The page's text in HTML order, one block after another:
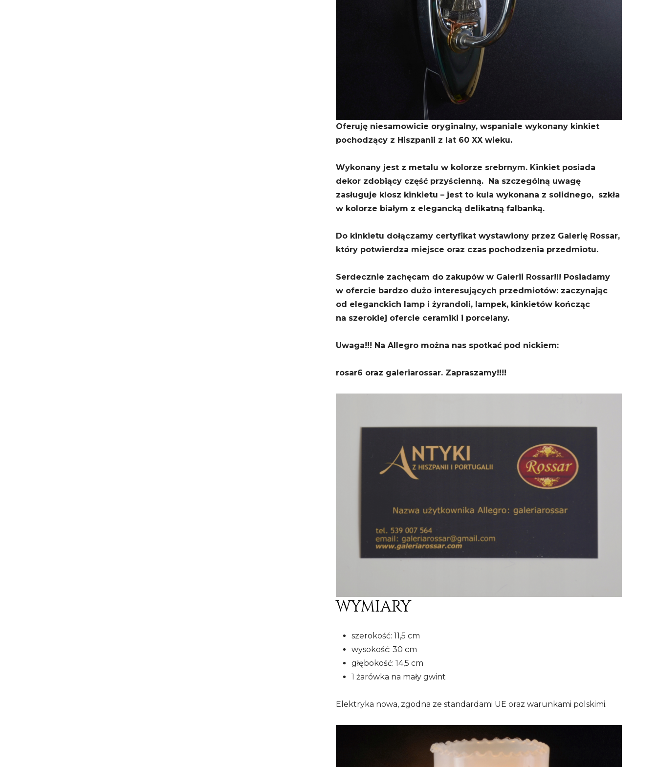
Oferuję niesamowicie oryginalny, wspaniale wykonany kinkiet
pochodzący z Hiszpanii z lat 60 XX wieku.
Wykonany jest z metalu w kolorze srebrnym. Kinkiet posiada
dekor zdobiący część przyścienną. Na szczególną uwagę
zasługuje klosz kinkietu – jest to kula wykonana z solidnego, szkła
w kolorze białym z elegancką delikatną falbanką.
Do kinkietu dołączamy certyfikat wystawiony przez Galerię Rossar,
który potwierdza miejsce oraz czas pochodzenia przedmiotu.
Serdecznie zachęcam do zakupów w Galerii Rossar!!! Posiadamy
w ofercie bardzo dużo interesujących przedmiotów: zaczynając
od eleganckich lamp i żyrandoli, lampek, kinkietów kończąc
na szerokiej ofercie ceramiki i porcelany.
Uwaga!!! Na Allegro można nas spotkać pod nickiem:
rosar6 oraz galeriarossar. Zapraszamy!!!!
WYMIARY
szerokość: 11,5 cm
wysokość: 30 cm
głębokość: 14,5 cm
1 żarówka na mały gwint
Elektryka nowa, zgodna ze standardami UE oraz warunkami polskimi.